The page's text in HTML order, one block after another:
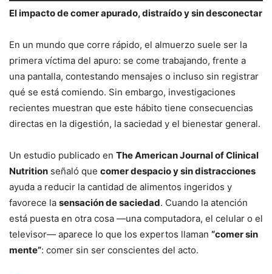
El impacto de comer apurado, distraído y sin desconectar
En un mundo que corre rápido, el almuerzo suele ser la
primera víctima del apuro: se come trabajando, frente a
una pantalla, contestando mensajes o incluso sin registrar
qué se está comiendo. Sin embargo, investigaciones
recientes muestran que este hábito tiene consecuencias
directas en la digestión, la saciedad y el bienestar general.
Un estudio publicado en The American Journal of Clinical
Nutrition señaló que comer despacio y sin distracciones
ayuda a reducir la cantidad de alimentos ingeridos y
favorece la sensación de saciedad. Cuando la atención
está puesta en otra cosa —una computadora, el celular o el
televisor— aparece lo que los expertos llaman “comer sin
mente”: comer sin ser conscientes del acto.